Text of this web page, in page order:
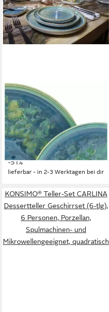
CREATABLE
Teller-Set Yuki, Teller Set 8-
tlg (8-tlg), 2 Personen,
Steinzeug, Reaktiver intensiv
leuchtender Digitaldruck
ab 53,92 € UVP109,99 €
-51%
lieferbar - in 2-3 Werktagen bei dir
KONSIMO® Teller-Set CARLINA
Dessertteller Geschirrset (6-tlg),
6 Personen, Porzellan,
Spulmachinen- und
Mikrowellengeeignet, quadratisch